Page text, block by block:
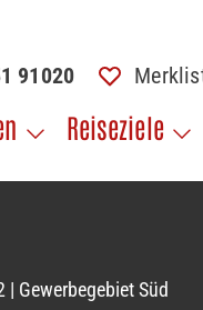
Reiseziele
91020
Gewerbegebiet Süd